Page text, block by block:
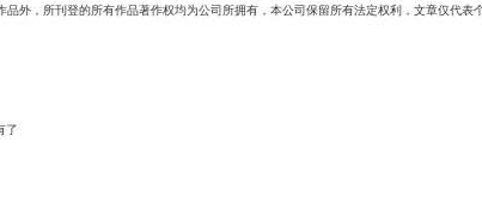
外，所刊登的所有作品著作权均为公司所拥有，本公司保留所有法定权利，文章仅代
了